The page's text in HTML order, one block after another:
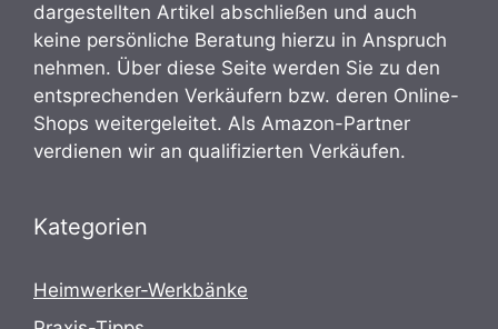
dargestellten Artikel abschließen und auch
keine persönliche Beratung hierzu in Anspruch
nehmen. Über diese Seite werden Sie zu den
entsprechenden Verkäufern bzw. deren Online-
Shops weitergeleitet. Als Amazon-Partner
verdienen wir an qualifizierten Verkäufen.
Kategorien
Heimwerker-Werkbänke